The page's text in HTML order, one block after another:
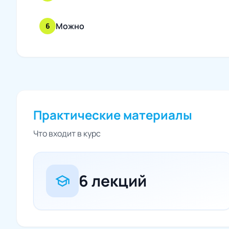
6 Можно
Практические материалы
Что входит в курс
school 6 лекций